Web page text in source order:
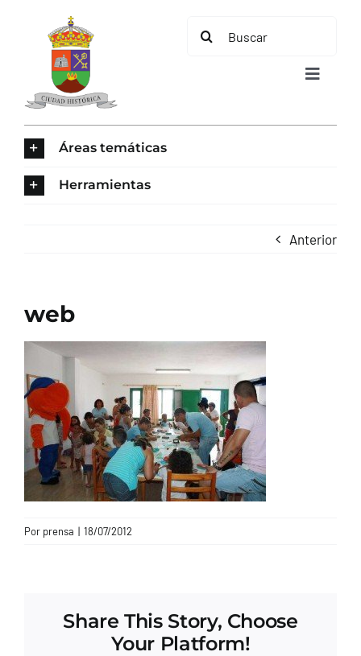
contenido
Buscar:
Toggle
CONTACTO
Áreas temáticas
Herramientas
Anterior
web
Por prensa | 18/07/2012
Share This Story, Choose
Your Platform!